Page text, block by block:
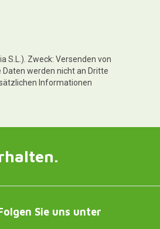
S.L.). Zweck: Versenden von
werden nicht an Dritte
Informationen
Sie uns unter